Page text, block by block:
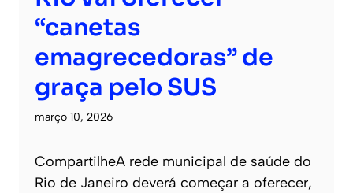
“canetas
emagrecedoras” de
graça pelo SUS
março 10, 2026
CompartilheA rede municipal de saúde do
Rio de Janeiro deverá começar a oferecer,